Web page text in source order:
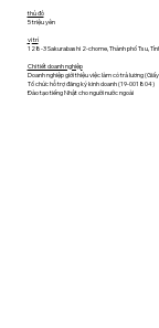
thủ đô
5 triệu yên
vị trí
128-3 Sakurabashi 2-chome, Thành phố Tsu,
Chi tiết doanh nghiệp
Doanh nghiệp giới thiệu việc làm có trả lương
Tổ chức hỗ trợ đăng ký kinh doanh (19-001804)
Đào tạo tiếng Nhật cho người nước ngoài